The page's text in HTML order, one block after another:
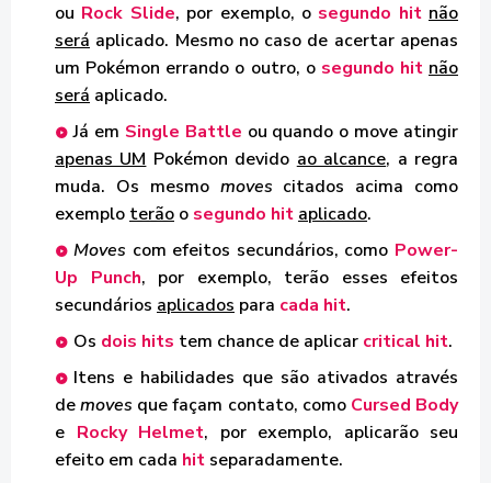
ou Rock Slide, por exemplo, o segundo hit não
será aplicado. Mesmo no caso de acertar apenas
um Pokémon errando o outro, o segundo hit não
será aplicado.
Já em Single Battle ou quando o move atingir
apenas UM Pokémon devido ao alcance, a regra
muda. Os mesmo moves citados acima como
exemplo terão o segundo hit aplicado.
Moves com efeitos secundários, como Power-
Up Punch, por exemplo, terão esses efeitos
secundários aplicados para cada hit.
Os dois hits tem chance de aplicar critical hit.
Itens e habilidades que são ativados através
demoves que façam contato, como Cursed Body
e Rocky Helmet, por exemplo, aplicarão seu
efeito em cada hit separadamente.